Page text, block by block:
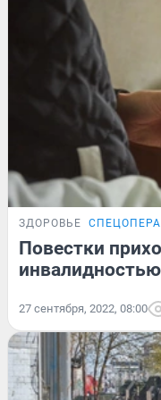
ЗДОРОВЬЕ
Повестки
27 сентября, 2022, 08:00